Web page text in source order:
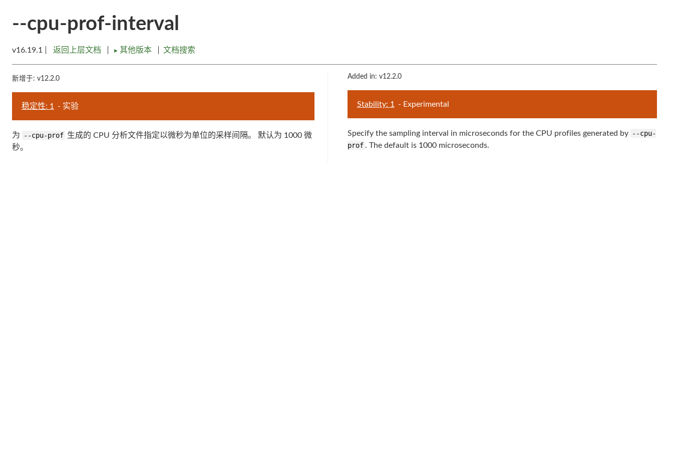
--cpu-prof-interval
v16.19.1 返回上层文档 ►其他版本 文档搜索
新增于: v12.2.0
稳定性: 1 - 实验
为 --cpu-prof 生成的 CPU 分析文件指定以微秒为单位的采样间隔。 默认为 1000 微
秒。
Added in: v12.2.0
Stability: 1 - Experimental
Specify the sampling interval in microseconds for the CPU profiles generated by --cpu-
prof . The default is 1000 microseconds.